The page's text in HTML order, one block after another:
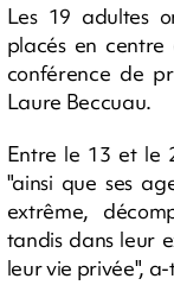
Les 19 adultes
placés en
conférence de
Laure Beccuau.
Entre le 13 et le
"ainsi que ses
extrême,
tandis dans leur
leur vie privée",